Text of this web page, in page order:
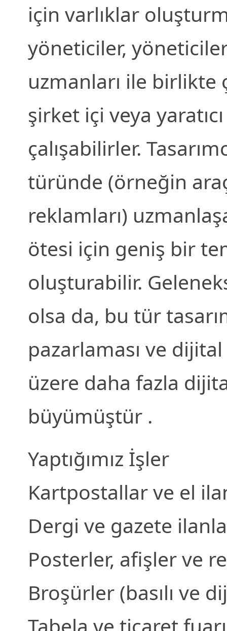
için varlıklar
yöneticiler,
uzmanları ile birlikte
şirket içi veya
çalışabilirler.
türünde (örneğin
reklamları)
ötesi için geniş bir
oluşturabilir.
olsa da, bu tür
pazarlaması ve
üzere daha fazla
büyümüştür .
Yaptığımız İşler
Kartpostallar ve el
Dergi ve gazete
Posterler, afişler ve
Broşürler (basılı ve